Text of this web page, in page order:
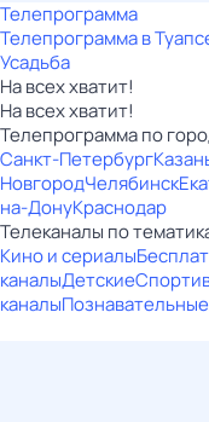
Телепрограмма
Телепрограмма в
Усадьба
На всех хватит!
На всех хватит!
Телепрограмма по
Санкт-Петербург
НовгородЧелябинск
на-ДонуКраснодар
Телеканалы по
Кино и сериалы
каналыДетские
каналыПознавательные